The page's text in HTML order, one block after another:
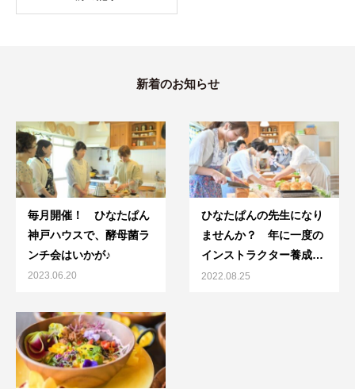
新着のお知らせ
毎月開催！ ひなたぱん
神戸ハウスで、酵母菌ラ
ンチ会はいかが♪
2023.06.20
ひなたぱんの先生になり
ませんか？ 年に一度の
インストラクター養成講
座、始まります！
2022.08.25